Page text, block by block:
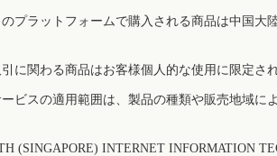
プラットフォームで購入される商品は中国
に関わる商品はお客様個人的な使用に限定され
ビスの適用範囲は、製品の種類や販売地域
(SINGAPORE) INTERNET INFORMATION